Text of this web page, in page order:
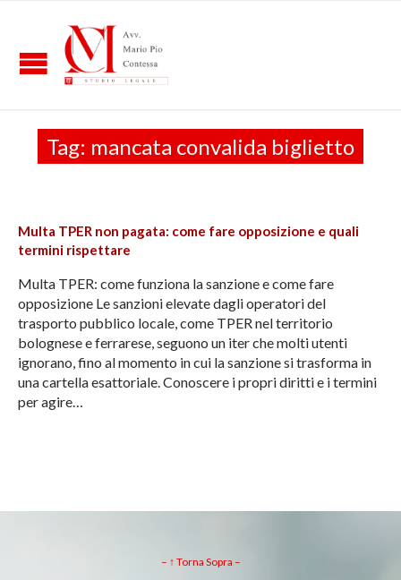
Tag: mancata convalida biglietto
Multa TPER non pagata: come fare opposizione e quali
termini rispettare
Multa TPER: come funziona la sanzione e come fare
opposizione Le sanzioni elevate dagli operatori del
trasporto pubblico locale, come TPER nel territorio
bolognese e ferrarese, seguono un iter che molti utenti
ignorano, fino al momento in cui la sanzione si trasforma in
una cartella esattoriale. Conoscere i propri diritti e i termini
per agire…
– ↑ Torna Sopra –